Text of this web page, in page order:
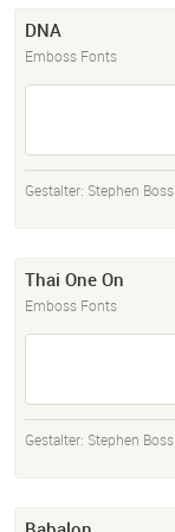
DNA
Emboss Fonts
Gestalter: Stephen Boss
Thai One On
Emboss Fonts
Gestalter: Stephen Boss